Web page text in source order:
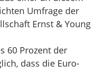
Umfrage der
Ernst & Young
60 Prozent der
dass die Euro-